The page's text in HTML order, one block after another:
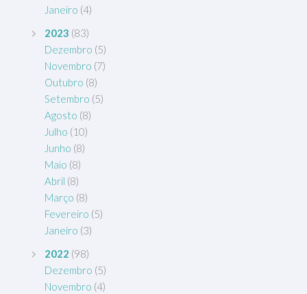
Janeiro (4)
2023 (83)
Dezembro (5)
Novembro (7)
Outubro (8)
Setembro (5)
Agosto (8)
Julho (10)
Junho (8)
Maio (8)
Abril (8)
Março (8)
Fevereiro (5)
Janeiro (3)
2022 (98)
Dezembro (5)
Novembro (4)